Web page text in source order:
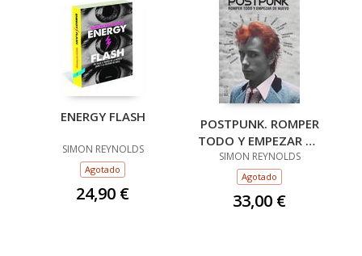
ENERGY FLASH
SIMON REYNOLDS
Agotado
24,90 €
POSTPUNK. ROMPER
TODO Y EMPEZAR DE
NUEVO
SIMON REYNOLDS
Agotado
33,00 €